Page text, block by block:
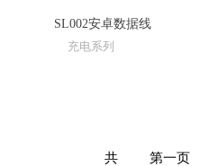
SL002安卓数据线
充电系列
共 第一页